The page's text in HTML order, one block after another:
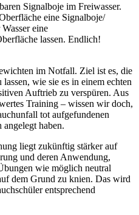
Signalboje im Freiwasser.
eine Signalboje/
eine
lassen. Endlich!
im Notfall. Ziel ist es, die
wie sie es in einem echten
Auftrieb zu verspüren. Aus
Training – wissen wir doch,
tot aufgefundenen
haben.
liegt zukünftig stärker auf
und deren Anwendung,
wie möglich neutral
dem Grund zu knien. Das wird
entsprechend